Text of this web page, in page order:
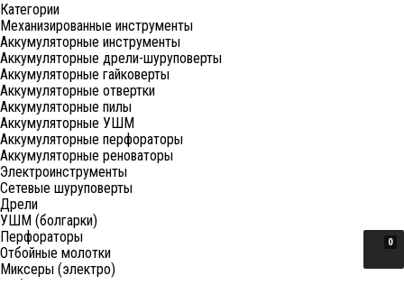
0
Категории
Механизированные инструменты
Аккумуляторные инструменты
Аккумуляторные дрели-шуруповерты
Аккумуляторные гайковерты
Аккумуляторные отвертки
Аккумуляторные пилы
Аккумуляторные УШМ
Аккумуляторные перфораторы
Аккумуляторные реноваторы
Электроинструменты
Сетевые шуруповерты
Дрели
УШМ (болгарки)
Перфораторы
Отбойные молотки
Миксеры (электро)
Лобзики